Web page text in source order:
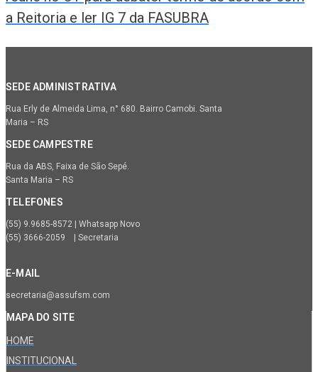
a Reitoria e ler IG 7 da FASUBRA
SEDE ADMINISTRATIVA
Rua Erly de Almeida Lima, n° 680. Bairro Camobi. Santa
Maria – RS
SEDE CAMPESTRE
Rua da ABS, Faixa de São Sepé.
Santa Maria – RS
TELEFONES
(55) 9.9685-8572 | Whatsapp Novo
(55) 3666-2059 | Secretaria
E-MAIL
secretaria@assufsm.com
MAPA DO SITE
HOME
INSTITUCIONAL